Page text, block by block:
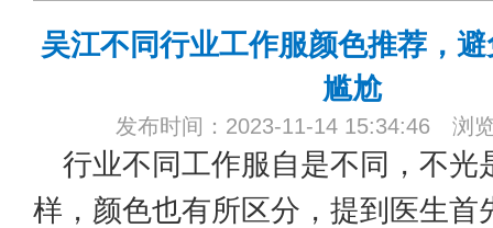
吴江不同行业工作服颜色推荐，
尴尬
发布时间：2023-11-14 15:34:46 浏
行业不同工作服自是不同，不光
样，颜色也有所区分，提到医生首